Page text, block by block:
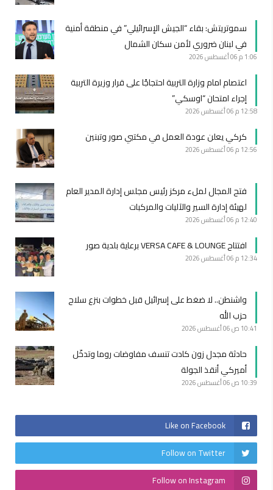
سموتريتش: بقاء “الجيش الإسرائيلي” في منطقة أمنية
في لبنان ضروري لأمن سكان الشمال
1:06 م 06 أغسطس 2026
اعتصام امام وزارة التربية احتجاجًا على قرار وزيرة التربية
إجراء امتحان “اوسكي”
12:58 م 06 أغسطس 2026
كركي يعلن عودة العمل في مكتبي صور وتبنين
12:56 م 06 أغسطس 2026
فتح المجال لملء مركز رئيس مجلس إدارة المدير العام
لهيئة إدارة السير والآليات والمركبات
12:40 م 06 أغسطس 2026
افتتاح VERSA CAFE & LOUNGE برعاية بلدية صور
12:34 م 06 أغسطس 2026
واشنطن.. لا ضغط على إسرائيل قبل خطوات بنزع سلاح
حزب الله
10:41 ص 06 أغسطس 2026
حادثة مجدل زون كادت تنسف مفاوضات روما وتدخّل
أميركي أنقذ الجولة
10:39 ص 06 أغسطس 2026
Like on Facebook
Follow on Twitter
Follow on Instagram